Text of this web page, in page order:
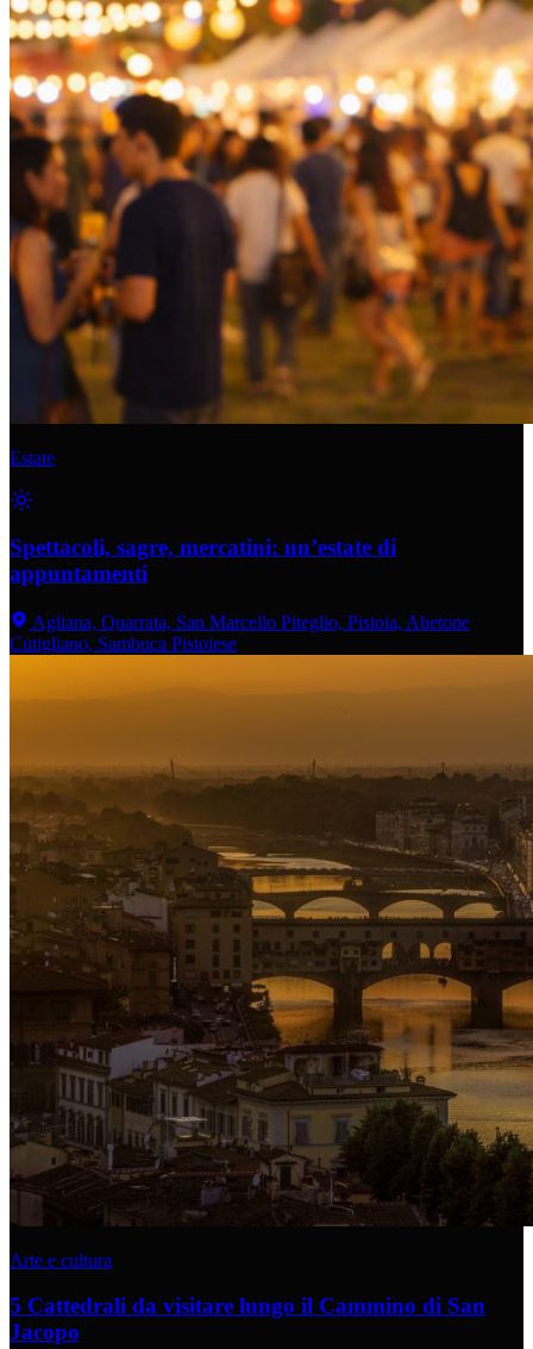
Estate
Spettacoli, sagre, mercatini: un’estate di
appuntamenti
Agliana, Quarrata, San Marcello Piteglio, Pistoia, Abetone
Cutigliano, Sambuca Pistoiese
Arte e cultura
5 Cattedrali da visitare lungo il Cammino di San
Jacopo